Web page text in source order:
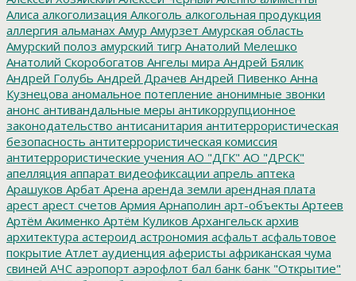
Алиса алкоголизация Алкоголь алкогольная продукция
аллергия альманах Амур Амурзет Амурская область
Амурский полоз амурский тигр Анатолий Мелешко
Анатолий Скоробогатов Ангелы мира Андрей Бялик
Андрей Голубь Андрей Драчев Андрей Пивенко Анна
Кузнецова аномальное потепление анонимные звонки
анонс антивандальные меры антикоррупционное
законодательство антисанитария антитеррористическая
безопасность антитеррористическая комиссия
антитеррористические учения АО "ДГК" АО "ДРСК"
апелляция аппарат видеофиксации апрель аптека
Арашуков Арбат Арена аренда земли арендная плата
арест арест счетов Армия Арнаполин арт-объекты Артеев
Артём Акименко Артём Куликов Архангельск архив
архитектура астероид астрономия асфальт асфальтовое
покрытие Атлет аудиенция аферисты африканская чума
свиней АЧС аэропорт аэрофлот бал банк банк "Открытие"